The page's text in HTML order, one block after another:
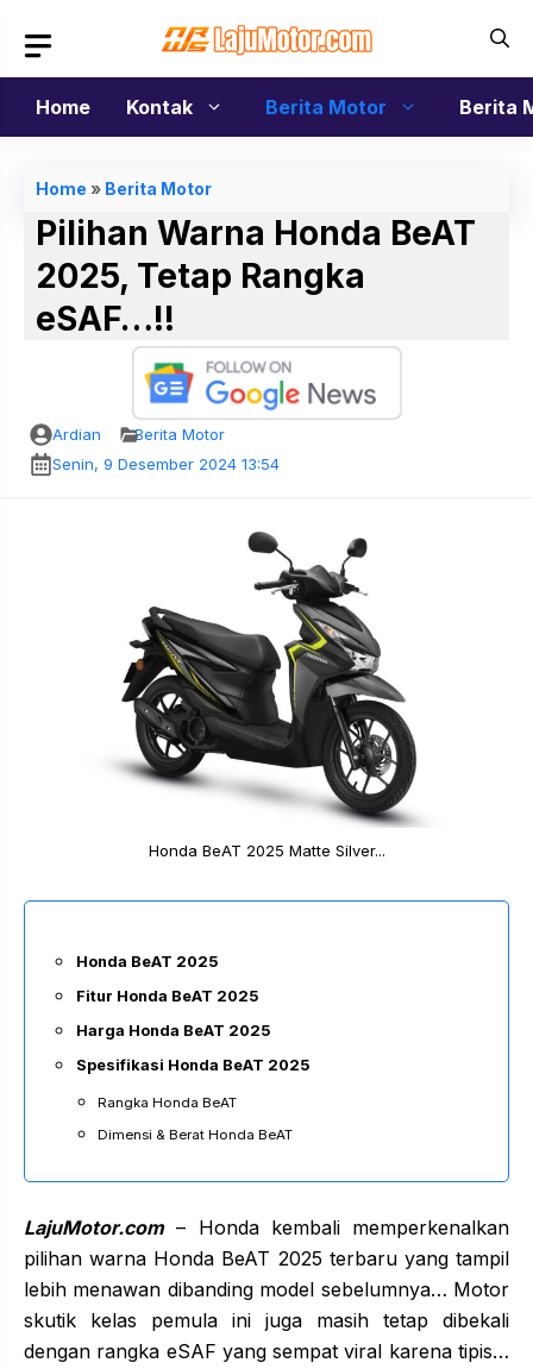
isi
Home
Kontak Berita Motor Berita
Home » Berita Motor
Pilihan Warna Honda BeAT
2025, Tetap Rangka
eSAF…!!
Ardian
Berita Motor
Senin, 9 Desember 2024 13:54
Honda BeAT 2025 Matte Silver...
Honda BeAT 2025
Fitur Honda BeAT 2025
Harga Honda BeAT 2025
Spesifikasi Honda BeAT 2025
Rangka Honda BeAT
Dimensi & Berat Honda BeAT
LajuMotor.com– Honda kembali memperkenalkan
pilihan warna Honda BeAT 2025 terbaru yang tampil
lebih menawan dibanding model sebelumnya… Motor
skutik kelas pemula ini juga masih tetap dibekali
dengan rangka eSAF yang sempat viral karena tipis…